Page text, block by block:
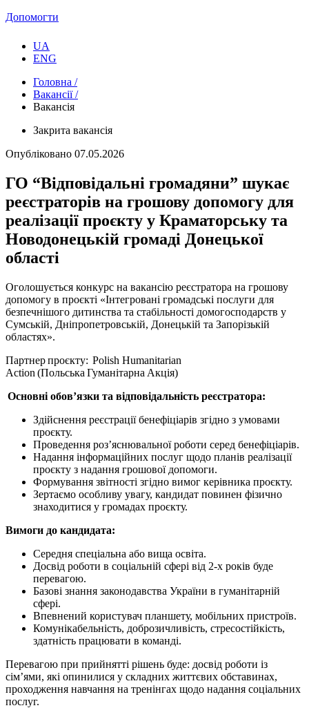
Допомогти
UA
ENG
Головна /
Вакансії /
Вакансія
Закрита вакансія
Опубліковано 07.05.2026
ГО “Відповідальні громадяни” шукає
реєстраторів на грошову допомогу для
реалізації проєкту у Краматорську та
Новодонецькій громаді Донецької
області
Оголошується конкурс на вакансію реєстратора на грошову
допомогу в проєкті «Інтегровані громадські послуги для
безпечнішого дитинства та стабільності домогосподарств у
Сумській, Дніпропетровській, Донецькій та Запорізькій
областях».
Партнер проєкту: Polish Humanitarian
Action (Польська Гуманітарна Акція)
Основні обов’язки та відповідальність реєстратора:
Здійснення реєстрації бенефіціарів згідно з умовами
проєкту.
Проведення роз’яснювальної роботи серед бенефіціарів.
Надання інформаційних послуг щодо планів реалізації
проєкту з надання грошової допомоги.
Формування звітності згідно вимог керівника проєкту.
Зертаємо особливу увагу, кандидат повинен фізично
знаходитися у громадах проєкту.
Вимоги до кандидата:
Середня спеціальна або вища освіта.
Досвід роботи в соціальній сфері від 2-х років буде
перевагою.
Базові знання законодавства України в гуманітарній
сфері.
Впевнений користувач планшету, мобільних пристроїв.
Комунікабельність, доброзичливість, стресостійкість,
здатність працювати в команді.
Перевагою при прийнятті рішень буде: досвід роботи із
сім’ями, які опинилися у складних життєвих обставинах,
проходження навчання на тренінгах щодо надання соціальних
послуг.